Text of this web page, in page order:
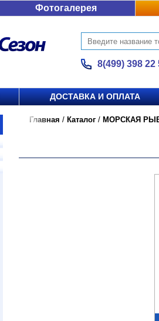
Фотогалерея
8(499) 398 22
ДОСТАВКА И ОПЛАТА
Главная / Каталог / МОРСКАЯ